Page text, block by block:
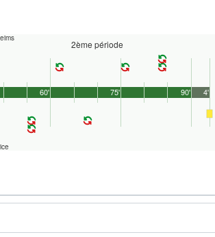
2ème période
90'
60' 75' 4'